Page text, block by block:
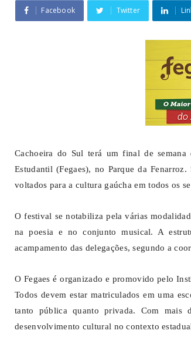
Facebook Twitter
Cachoeira do Sul terá um final de semana
Estudantil (Fegaes), no Parque da
voltados para a cultura gaúcha em todos os
O festival se notabiliza pela várias
na poesia e no conjunto musical. A
acampamento das delegações, segundo a
O Fegaes é organizado e promovido pelo
Todos devem estar matriculados em uma
tanto pública quanto privada. Com mais
desenvolvimento cultural no contexto